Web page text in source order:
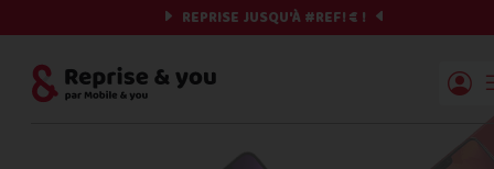
REPRISE JUSQU'À #REF!€ !
Reprise | Mobile & you